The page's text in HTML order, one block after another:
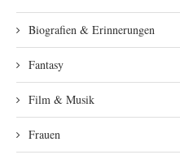
Biografien & Erinnerungen
Fantasy
Film & Musik
Frauen